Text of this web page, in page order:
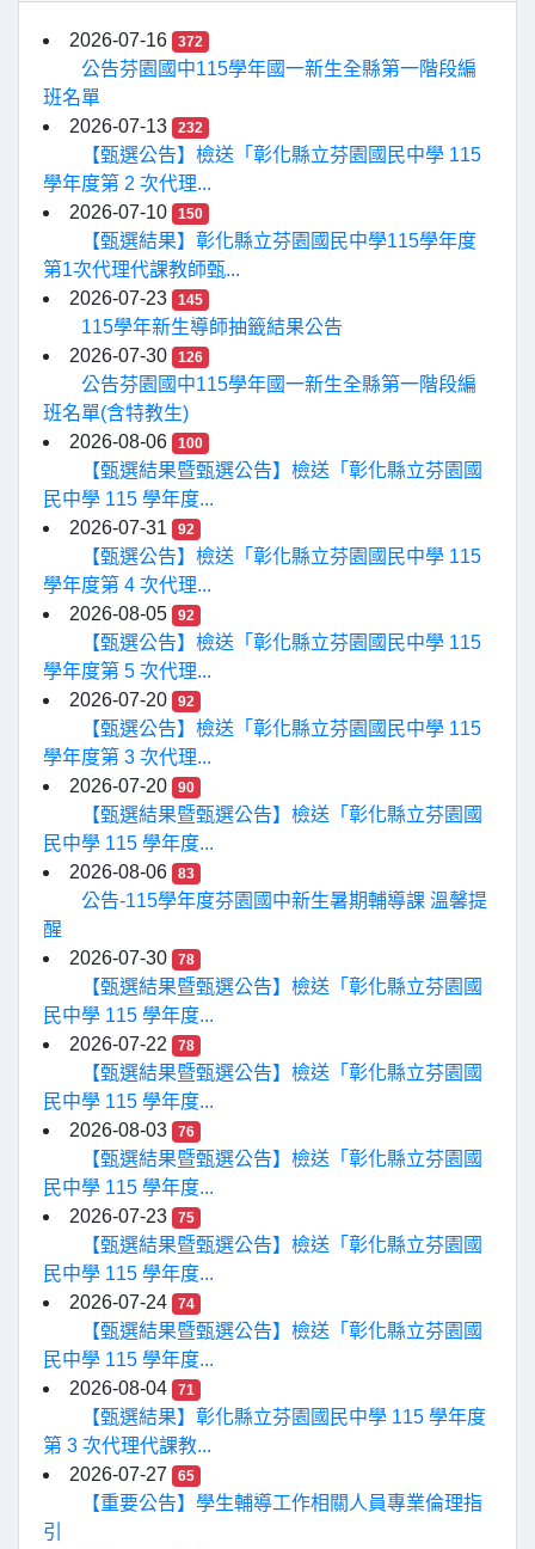
2026-07-16 372
公告芬園國中115學年國一新生全縣第一階段編
班名單
2026-07-13
232
【甄選公告】檢送「彰化縣立芬園國民中學 115
學年度第 2 次代理...
2026-07-10
150
【甄選結果】彰化縣立芬園國民中學115學年度
第1次代理代課教師甄...
2026-07-23
145
115學年新生導師抽籤結果公告
2026-07-30
126
公告芬園國中115學年國一新生全縣第一階段編
班名單(含特教生)
2026-08-06
100
【甄選結果暨甄選公告】檢送「彰化縣立芬園國
民中學 115 學年度...
2026-07-31
92
【甄選公告】檢送「彰化縣立芬園國民中學 115
學年度第 4 次代理...
2026-08-05
92
【甄選公告】檢送「彰化縣立芬園國民中學 115
學年度第 5 次代理...
2026-07-20
92
【甄選公告】檢送「彰化縣立芬園國民中學 115
學年度第 3 次代理...
2026-07-20
90
【甄選結果暨甄選公告】檢送「彰化縣立芬園國
民中學 115 學年度...
2026-08-06
83
公告-115學年度芬園國中新生暑期輔導課 溫馨提
醒
2026-07-30
78
【甄選結果暨甄選公告】檢送「彰化縣立芬園國
民中學 115 學年度...
2026-07-22
78
【甄選結果暨甄選公告】檢送「彰化縣立芬園國
民中學 115 學年度...
2026-08-03
76
【甄選結果暨甄選公告】檢送「彰化縣立芬園國
民中學 115 學年度...
2026-07-23
75
【甄選結果暨甄選公告】檢送「彰化縣立芬園國
民中學 115 學年度...
2026-07-24
74
【甄選結果暨甄選公告】檢送「彰化縣立芬園國
民中學 115 學年度...
2026-08-04
71
【甄選結果】彰化縣立芬園國民中學 115 學年度
第 3 次代理代課教...
2026-07-27
65
【重要公告】學生輔導工作相關人員專業倫理指
引